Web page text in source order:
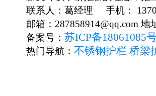
联系人：葛经理 手机：
邮箱：287858914@qq.com
备案号： 苏ICP备18061085
热门导航： 不锈钢护栏 桥梁